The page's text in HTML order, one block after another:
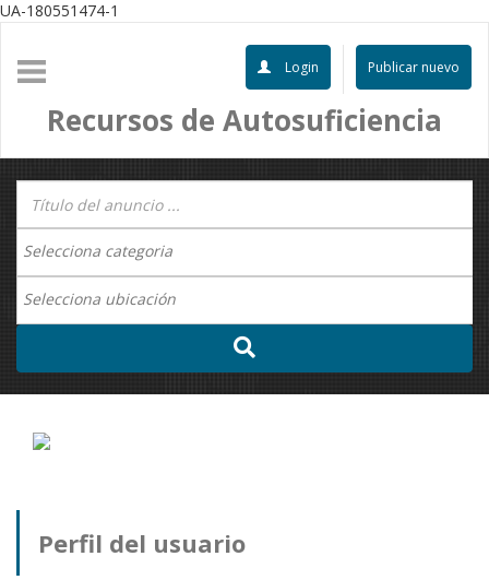
UA-180551474-1
Publicar nuevo
Login
Recursos de Autosuficiencia
Perfil del usuario